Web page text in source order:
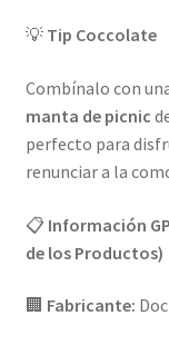
💡 Tip Coccolate
Combínalo con
manta de picnic
perfecto para
renunciar a la
📋 Información
de los Productos)
🏢 Fabricante: